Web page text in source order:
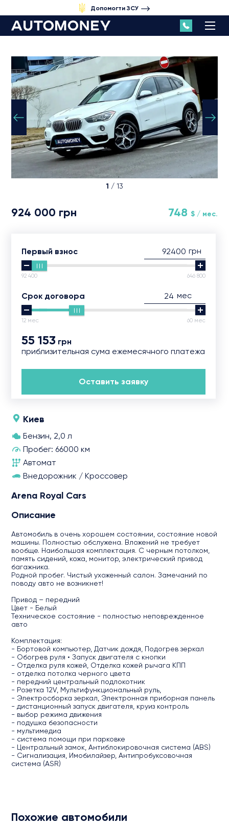
Допомогти ЗСУ
1 / 13
924 000 грн 748 $ / мес.
Первый взнос грн
92 400 646 800
Срок договора мес
12 мес 60 мес
55 153 грн
приблизительная сума ежемесячного платежа
Оставить заявку
Киев
Бензин, 2,0 л
Пробег: 66000 км
Автомат
Внедорожник / Кроссовер
Arena Royal Cars
Описание
Автомобиль в очень хорошем состоянии, состояние новой
машины. Полностью обслужена. Вложений не требует
вообще. Наибольшая комплектация. С черным потолком,
память сидений, кожа, монитор, электрический привод
багажника.
Родной пробег. Чистый ухоженный салон. Замечаний по
поводу авто не возникнет!
Привод – передний
Цвет - Белый
Техническое состояние - полностью неповрежденное
авто
Комплектация:
- Бортовой компьютер, Датчик дождя, Подогрев зеркал
- Обогрев руля • Запуск двигателя с кнопки
- Отделка руля кожей, Отделка кожей рычага КПП
- отделка потолка черного цвета
- передний центральный подлокотник
- Розетка 12V, Мультифункциональный руль,
- Электросборка зеркал, Электронная приборная панель
- дистанционный запуск двигателя, круиз контроль
- выбор режима движения
- подушка безопасности
- мультимедиа
- система помощи при парковке
- Центральный замок, Антиблокировочная система (ABS)
- Сигнализация, Имобилайзер, Антипробуксовочная
система (ASR)
Похожие автомобили